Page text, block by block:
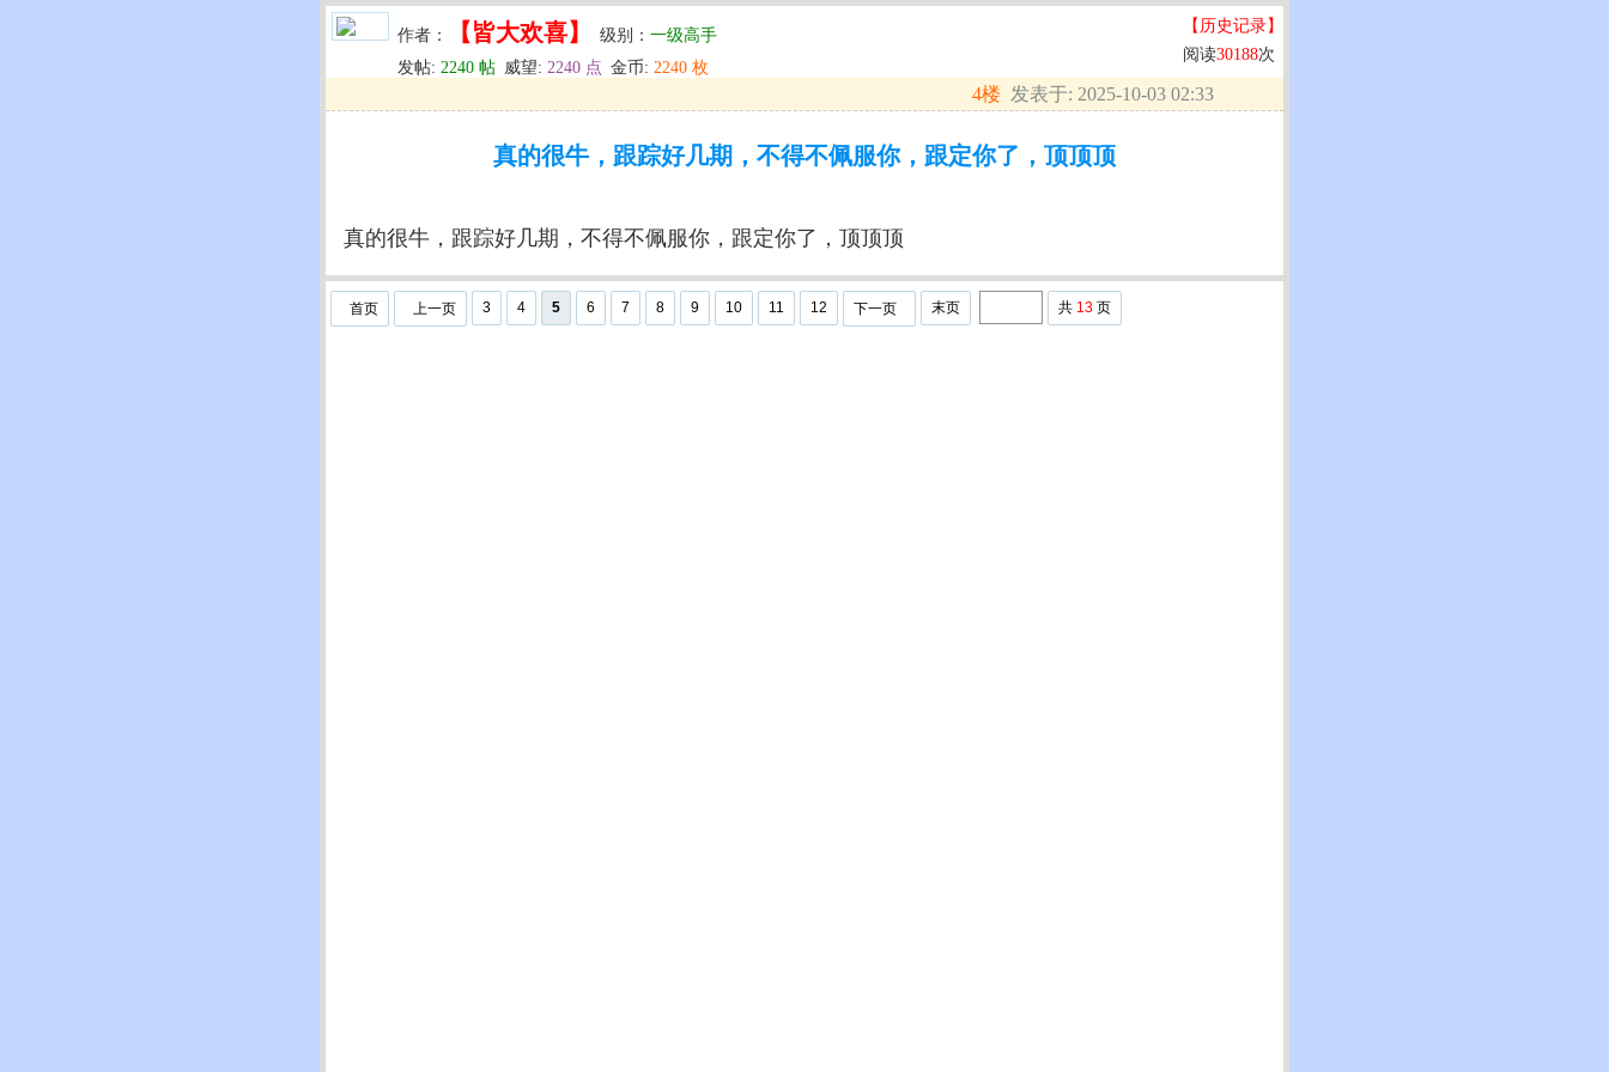
作者： 【皆大欢喜】 级别： 一级高手
发帖: 2240 帖 威望: 2240 点 金币: 2240 枚
【历史记录】
阅读30188次
4楼 发表于: 2025-10-03 02:33
真的很牛，跟踪好几期，不得不佩服你，跟定你了，顶顶顶
真的很牛，跟踪好几期，不得不佩服你，跟定你了，顶顶顶
首页 上一页 3 4 5 6 7 8 9 10 11 12 下一页 末页 共 13 页